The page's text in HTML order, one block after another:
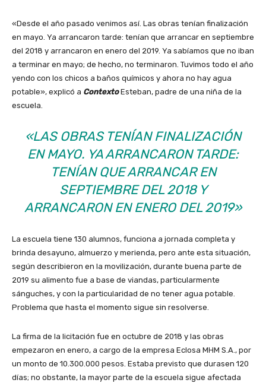
«Desde el año pasado venimos así. Las obras tenían finalización
en mayo. Ya arrancaron tarde: tenían que arrancar en septiembre
del 2018 y arrancaron en enero del 2019. Ya sabíamos que no iban
a terminar en mayo; de hecho, no terminaron. Tuvimos todo el año
yendo con los chicos a baños químicos y ahora no hay agua
potable», explicó a ContextoEsteban, padre de una niña de la
escuela.
«LAS OBRAS TENÍAN FINALIZACIÓN
EN MAYO. YA ARRANCARON TARDE:
TENÍAN QUE ARRANCAR EN
SEPTIEMBRE DEL 2018 Y
ARRANCARON EN ENERO DEL 2019»
La escuela tiene 130 alumnos, funciona a jornada completa y
brinda desayuno, almuerzo y merienda, pero ante esta situación,
según describieron en la movilización, durante buena parte de
2019 su alimento fue a base de viandas, particularmente
sánguches, y con la particularidad de no tener agua potable.
Problema que hasta el momento sigue sin resolverse.
La firma de la licitación fue en octubre de 2018 y las obras
empezaron en enero, a cargo de la empresa Eclosa MHM S.A., por
un monto de 10.300.000 pesos. Estaba previsto que durasen 120
días; no obstante, la mayor parte de la escuela sigue afectada